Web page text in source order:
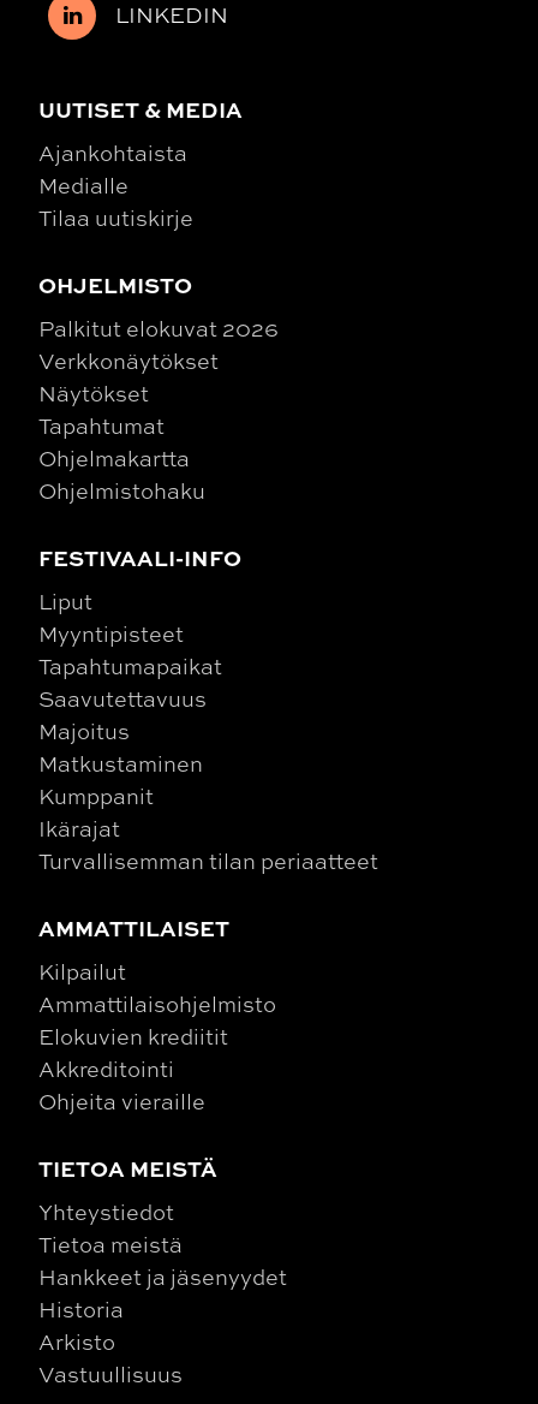
LINKEDIN
UUTISET & MEDIA
Ajankohtaista
Medialle
Tilaa uutiskirje
OHJELMISTO
Palkitut elokuvat 2026
Verkkonäytökset
Näytökset
Tapahtumat
Ohjelmakartta
Ohjelmistohaku
FESTIVAALI-INFO
Liput
Myyntipisteet
Tapahtumapaikat
Saavutettavuus
Majoitus
Matkustaminen
Kumppanit
Ikärajat
Turvallisemman tilan periaatteet
AMMATTILAISET
Kilpailut
Ammattilaisohjelmisto
Elokuvien krediitit
Akkreditointi
Ohjeita vieraille
TIETOA MEISTÄ
Yhteystiedot
Tietoa meistä
Hankkeet ja jäsenyydet
Historia
Arkisto
Vastuullisuus